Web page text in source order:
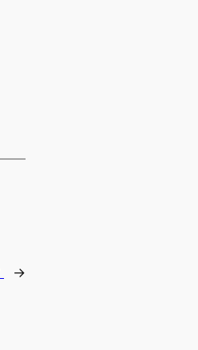
→